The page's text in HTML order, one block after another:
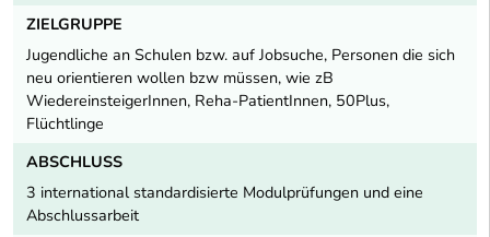
ZIELGRUPPE
Jugendliche an Schulen bzw. auf Jobsuche, Personen die sich
neu orientieren wollen bzw müssen, wie zB
WiedereinsteigerInnen, Reha-PatientInnen, 50Plus,
Flüchtlinge
ABSCHLUSS
3 international standardisierte Modulprüfungen und eine
Abschlussarbeit